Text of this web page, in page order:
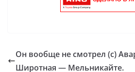
Он вообще не смотрел (с)
Широтная — Мельникайте.